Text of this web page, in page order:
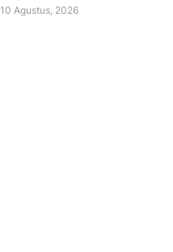
10 Agustus, 2026